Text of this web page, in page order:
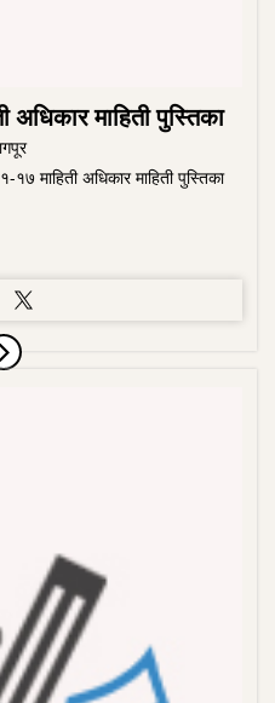
अधिकार माहिती पुस्तिका
१७ माहिती अधिकार माहिती पुस्तिका